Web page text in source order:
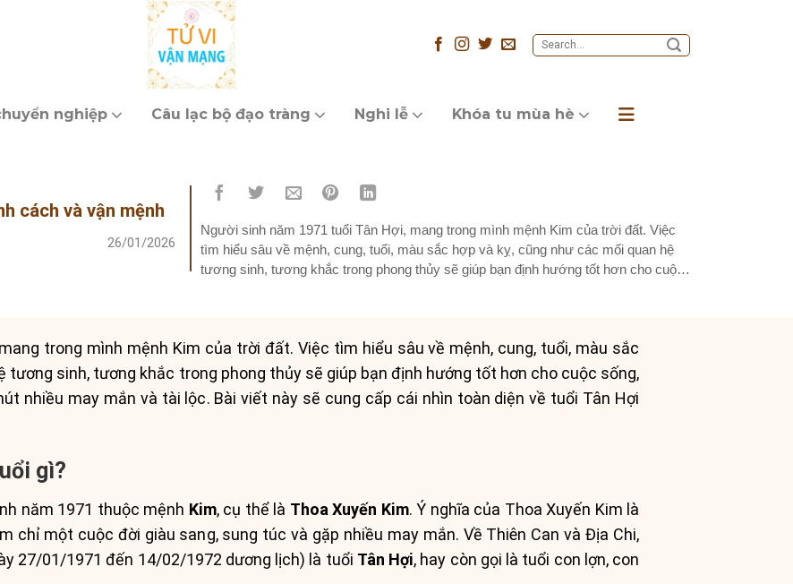
nghiệp Câu lạc bộ đạo tràng Nghi lễ Khóa tu mùa hè
cách và vận mệnh
26/01/2026
Người sinh năm 1971 tuổi Tân Hợi, mang trong mình mệnh Kim của trời đất. Việc
tìm hiểu sâu về mệnh, cung, tuổi, màu sắc hợp và kỵ, cũng như các mối quan hệ
tương sinh, tương khắc trong phong thủy sẽ giúp bạn định hướng tốt hơn cho cuộc
trong mình mệnh Kim của trời đất. Việc tìm hiểu sâu về mệnh, cung, tuổi, màu sắc
tương sinh, tương khắc trong phong thủy sẽ giúp bạn định hướng tốt hơn cho cuộc sống,
nhiều may mắn và tài lộc. Bài viết này sẽ cung cấp cái nhìn toàn diện về tuổi Tân Hợi
gì?
năm 1971 thuộc mệnh Kim, cụ thể là Thoa Xuyến Kim. Ý nghĩa của Thoa Xuyến Kim là
chỉ một cuộc đời giàu sang, sung túc và gặp nhiều may mắn. Về Thiên Can và Địa Chi,
27/01/1971 đến 14/02/1972 dương lịch) là tuổi Tân Hợi, hay còn gọi là tuổi con lợn, con